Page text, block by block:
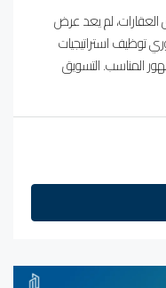
لم يعد عرض
توظيف استراتيجيات
المناسب. التسويق